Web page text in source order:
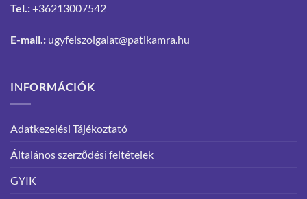
Tel.:+36213007542
E-mail.: ugyfelszolgalat@patikamra.hu
INFORMÁCIÓK
Adatkezelési Tájékoztató
Általános szerződési feltételek
GYIK